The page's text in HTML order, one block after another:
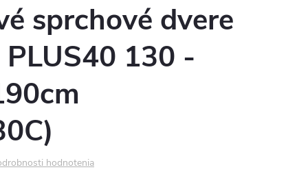
sprchové dvere
130 -
hodnotenia